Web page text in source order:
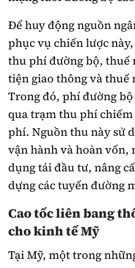
Để huy động nguồn
phục vụ chiến lược
thu phí đường bộ, thuế
tiện giao thông và thuế
Trong đó, phí đường
qua trạm thu phí chiếm
phí. Nguồn thu này sử
vận hành và hoàn vốn,
dụng tái đầu tư, nâng
dựng các tuyến đường
Cao tốc liên bang
cho kinh tế Mỹ
Tại Mỹ, một trong